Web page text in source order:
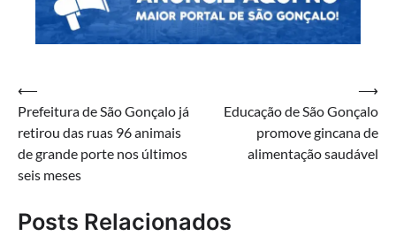
Navegação
de
Post
⟵
Prefeitura de São Gonçalo já
retirou das ruas 96 animais
de grande porte nos últimos
seis meses
Educação de São Gonçalo
promove gincana de
alimentação saudável
⟶
Posts Relacionados